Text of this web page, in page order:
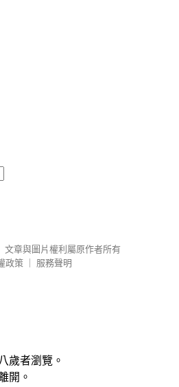
文章與圖片權利屬原作者所有
政策
服務聲明
歲者瀏覽。
開。